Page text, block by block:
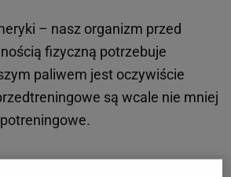
– nasz organizm przed
fizyczną potrzebuje
paliwem jest oczywiście
są wcale nie mniej